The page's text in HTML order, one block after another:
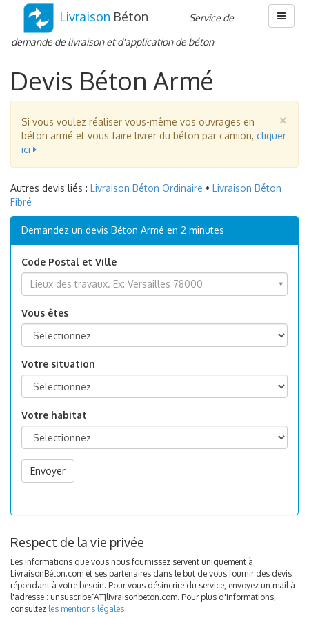
Livraison Béton Menu
Service de
demande de livraison et d'application de béton
Devis Béton Armé
×
Si vous voulez réaliser vous-même vos ouvrages en
béton armé et vous faire livrer du béton par camion, cliquer
ici
Autres devis liés : Livraison Béton Ordinaire • Livraison Béton
Fibré
Demandez un devis Béton Armé en 2 minutes
Code Postal et Ville
Lieux des travaux. Ex: Versailles 78000
Code
Postal
Ville
Vous êtes
Votre situation
Votre habitat
Envoyer
Respect de la vie privée
Les informations que vous nous fournissez servent uniquement à
LivraisonBéton.com et ses partenaires dans le but de vous fournir des devis
répondant à votre besoin. Pour vous désincrire du service, envoyez un mail à
l'adresse : unsuscribe[AT]livraisonbeton.com. Pour plus d'informations,
consultez les mentions légales